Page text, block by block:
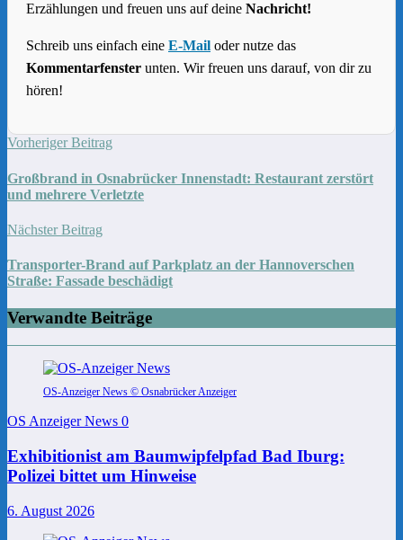
Erzählungen und freuen uns auf deine Nachricht!
Schreib uns einfach eine E-Mail oder nutze das
Kommentarfenster unten. Wir freuen uns darauf, von dir zu
hören!
Vorheriger Beitrag
Großbrand in Osnabrücker Innenstadt: Restaurant zerstört
und mehrere Verletzte
Nächster Beitrag
Transporter-Brand auf Parkplatz an der Hannoverschen
Straße: Fassade beschädigt
Verwandte Beiträge
OS-Anzeiger News © Osnabrücker Anzeiger
OS Anzeiger News 0
Exhibitionist am Baumwipfelpfad Bad Iburg:
Polizei bittet um Hinweise
6. August 2026